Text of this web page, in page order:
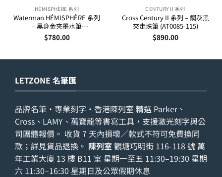
HÉMISPHÈRE 系列
Waterman HÉMISPHÈRE 系列
– 黑身金夾墨水筆
(S0920610,S0920630)
$780.00
CENTURY II 系列
Cross Century II 系列 – 鋼灰黑
夾走珠筆 (AT0085-115)
$890.00
LETZONE 名筆匯
品牌名筆・專業刻字・香港陳列室 精選 Parker、
Cross、LAMY、萬寶龍等書寫工具，支援激光刻字與公
司團體報價。 收貨 7 天內損壞／款式不符可免費換同
款；詳見貨品退換 。 陳列室 觀塘巧明街 116-118 號 萬
年工業大廈 13 樓 B11 室 星期一至五 11:30–19:30 星期
六 11:30–16:30 星期日及公眾假期休息